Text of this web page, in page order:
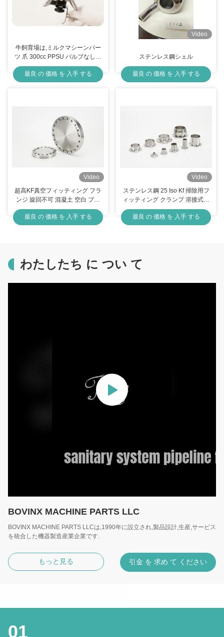
牛飼育場は,ミルクマシーンパー
ツ 爪 300cc PPSU バルブなしの
材料を使用します
最良 の 価格 を 入手 する
Video
ステンレス鋼シェル
最良 の 価格 を 入手 する
Video
超高KF真空フィッティング フラ
ンジ 旋回不可 混凝土 空白 ブラ
インド フランジ
最良 の 価格 を 入手 する
Video
ステンレス鋼 25 Iso Kf 掃除用フ
ィッティング クランプ 溶接式真
空フレンズ接頭型
最良 の 価格 を 入手 する
わたしたち に つい て
BOVINX MACHINE PARTS LLC
BOVINX MACHINE PARTS LLCは,1990年に設立され,製品設計,生産,サービス
を統合した機器製造産業企業です.
もっと見る 引金 を 求め て ください
01